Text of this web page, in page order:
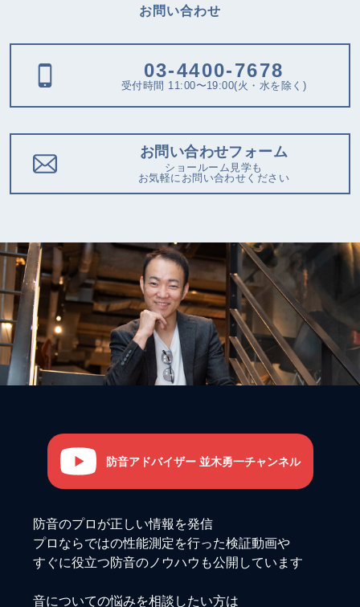
お問い合わせ
03-4400-7678
受付時間 11:00〜19:00(火・水を除く)
お問い合わせフォーム
ショールーム見学も
お気軽にお問い合わせください
防音アドバイザー 並木勇一チャンネル
防音のプロが正しい情報を発信
プロならではの性能測定を行った検証動画や
すぐに役立つ防音のノウハウも公開しています
音についての悩みを相談したい方は